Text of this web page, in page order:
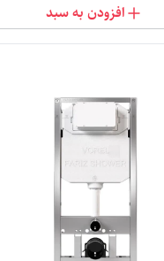
افزودن به سبد